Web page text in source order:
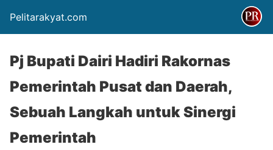
Pelitarakyat.com
Pj Bupati Dairi Hadiri Rakornas
Pemerintah Pusat dan Daerah,
Sebuah Langkah untuk Sinergi
Pemerintah